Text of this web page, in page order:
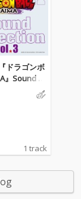
ドラゴンボ
』Sound C
「覚醒」
1 track